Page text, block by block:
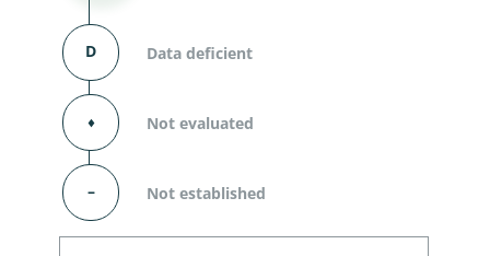
D Data deficient
⬧ Not evaluated
– Not established